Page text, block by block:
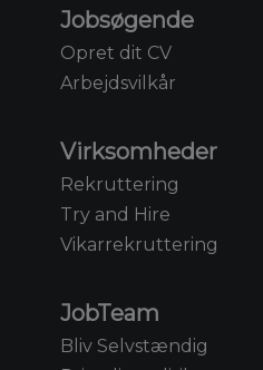
Jobsøgende
Opret dit CV
Arbejdsvilkår
Virksomheder
Rekruttering
Try and Hire
Vikarrekruttering
JobTeam
Bliv Selvstændig